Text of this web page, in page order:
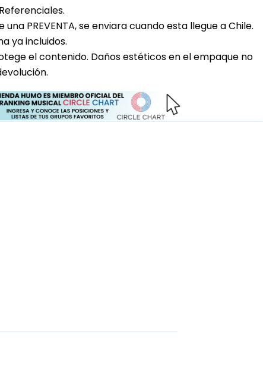
una PREVENTA, se enviara cuando esta llegue a Chile.
ya incluidos.
el contenido. Daños estéticos en el empaque no